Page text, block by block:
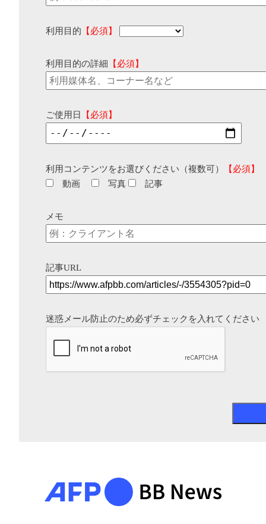
利用目的 【必須】
利用目的の詳細 【必須】
ご使用日 【必須】
利用コンテンツをお選びください（複数可）
【必須】
動画
写真 記事
メモ
記事URL
迷惑メール防止のため必ずチェックを入れてください